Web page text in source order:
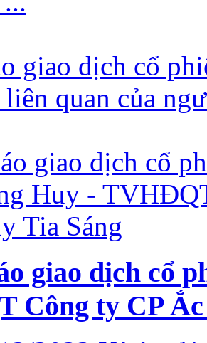
giao dịch cổ
quan của
giao dịch cổ
Công ty CP Ắc